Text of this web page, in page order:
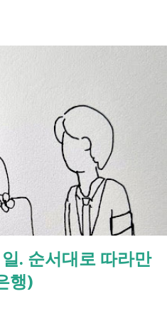
. 순서대로 따라만
행)